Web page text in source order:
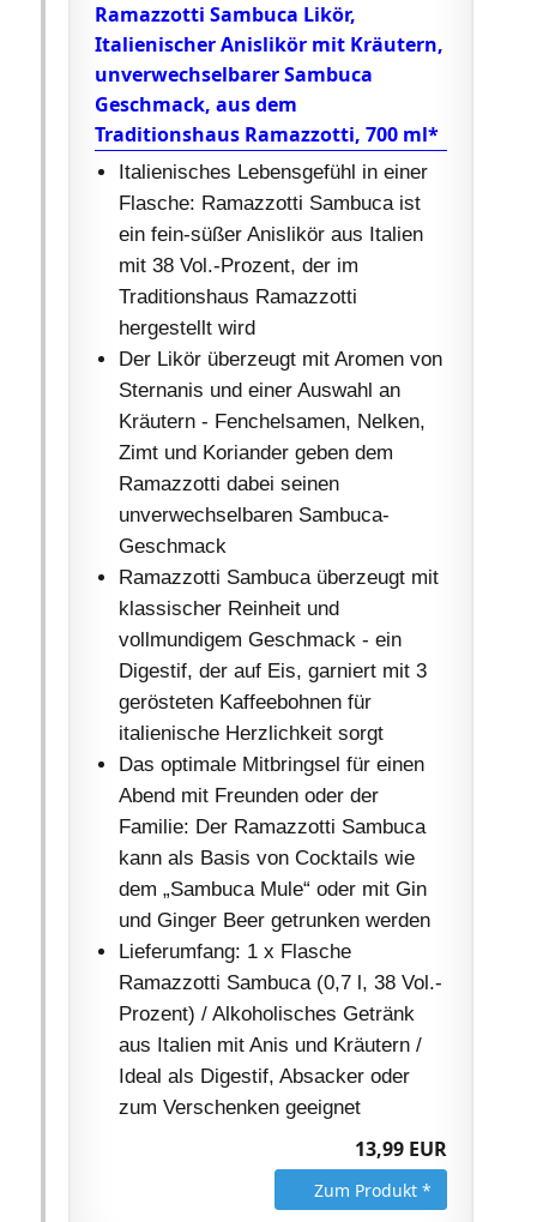
Ramazzotti Sambuca Likör,
Italienischer Anislikör mit Kräutern,
unverwechselbarer Sambuca
Geschmack, aus dem
Traditionshaus Ramazzotti, 700 ml*
Italienisches Lebensgefühl in einer
Flasche: Ramazzotti Sambuca ist
ein fein-süßer Anislikör aus Italien
mit 38 Vol.-Prozent, der im
Traditionshaus Ramazzotti
hergestellt wird
Der Likör überzeugt mit Aromen von
Sternanis und einer Auswahl an
Kräutern - Fenchelsamen, Nelken,
Zimt und Koriander geben dem
Ramazzotti dabei seinen
unverwechselbaren Sambuca-
Geschmack
Ramazzotti Sambuca überzeugt mit
klassischer Reinheit und
vollmundigem Geschmack - ein
Digestif, der auf Eis, garniert mit 3
gerösteten Kaffeebohnen für
italienische Herzlichkeit sorgt
Das optimale Mitbringsel für einen
Abend mit Freunden oder der
Familie: Der Ramazzotti Sambuca
kann als Basis von Cocktails wie
dem „Sambuca Mule“ oder mit Gin
und Ginger Beer getrunken werden
Lieferumfang: 1 x Flasche
Ramazzotti Sambuca (0,7 l, 38 Vol.-
Prozent) / Alkoholisches Getränk
aus Italien mit Anis und Kräutern /
Ideal als Digestif, Absacker oder
zum Verschenken geeignet
13,99 EUR
Zum Produkt *